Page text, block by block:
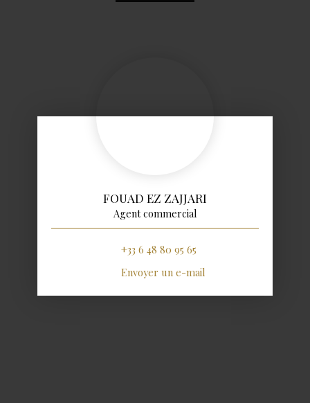
FOUAD EZ ZAJJARI
Agent commercial
+33 6 48 80 95 65
Envoyer un e-mail